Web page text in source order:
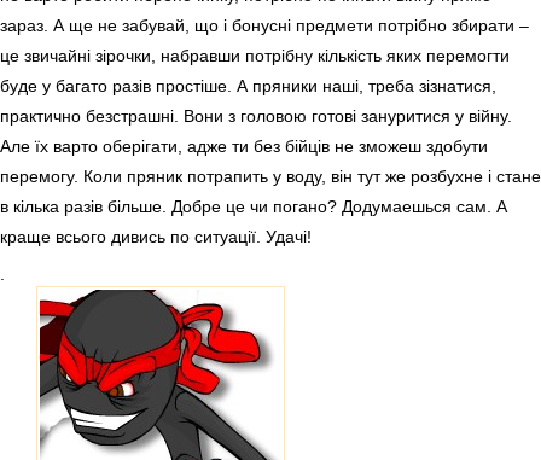
зараз. А ще не забувай, що і бонусні предмети потрібно збирати –
це звичайні зірочки, набравши потрібну кількість яких перемогти
буде у багато разів простіше. А пряники наші, треба зізнатися,
практично безстрашні. Вони з головою готові зануритися у війну.
Але їх варто оберігати, адже ти без бійців не зможеш здобути
перемогу. Коли пряник потрапить у воду, він тут же розбухне і стане
в кілька разів більше. Добре це чи погано? Додумаешься сам. А
краще всього дивись по ситуації. Удачі!